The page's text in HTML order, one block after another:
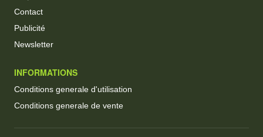
Contact
Publicité
Newsletter
INFORMATIONS
Conditions generale d'utilisation
Conditions generale de vente